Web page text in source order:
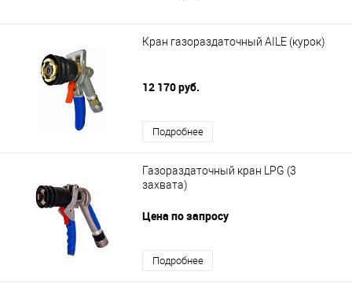
Кран газораздаточный AILE (курок)
12 170 руб.
Подробнее
Газораздаточный кран LPG (3
захвата)
Цена по запросу
Подробнее